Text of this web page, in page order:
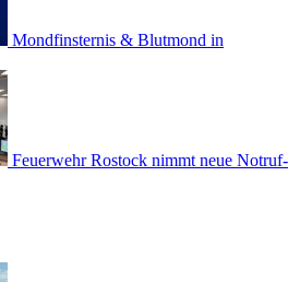
Mondfinsternis & Blutmond in
Feuerwehr Rostock nimmt neue Notruf-